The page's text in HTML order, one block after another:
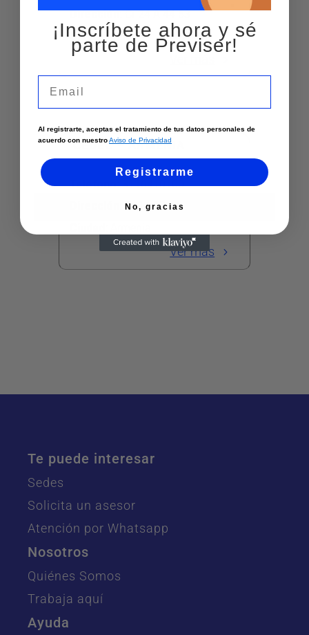
Dirección:Cr 24 A 44 63
Ciudad: Tulua
CEDEC – ARMENIA
Teléfono:3116410100
Cr 14 12 14
Ver más
Te puede interesar
Sedes
Solicita un asesor
Atención por Whatsapp
Nosotros
Quiénes Somos
Trabaja aquí
Ayuda
¡Inscríbete ahora y sé
parte de Previser!
Al registrarte, aceptas el tratamiento de tus datos personales de
acuerdo con nuestroAviso de Privacidad
Registrarme
No, gracias